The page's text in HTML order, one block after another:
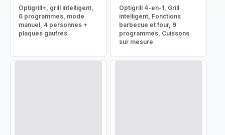
Optigrill+, grill intelligent,
6 programmes, mode
manuel, 4 personnes +
plaques gaufres
Optigrill 4-en-1, Grill
intelligent, Fonctions
barbecue et four, 9
programmes, Cuissons
sur mesure